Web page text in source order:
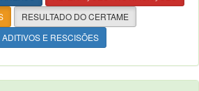
RESULTADO DO CERTAME
ADITIVOS E RESCISÕES